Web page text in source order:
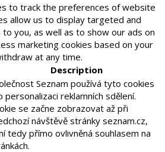
to track the preferences of website
allow us to display targeted and
you, as well as to show our ads on
marketing cookies based on your
at any time.
Description
Seznam používá tyto cookies
personalizaci reklamních sdělení.
se začne zobrazovat až při
návštěvě stránky seznam.cz,
tedy přímo ovlivněná souhlasem na